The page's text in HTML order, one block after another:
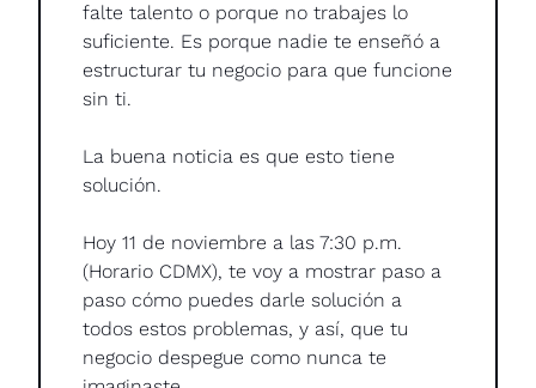
falte talento o porque no trabajes lo
suficiente. Es porque nadie te enseñó a
estructurar tu negocio para que funcione
sin ti.
La buena noticia es que esto tiene
solución.
Hoy 11 de noviembre a las 7:30 p.m.
(Horario CDMX), te voy a mostrar paso a
paso cómo puedes darle solución a
todos estos problemas, y así, que tu
negocio despegue como nunca te